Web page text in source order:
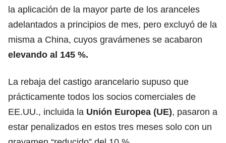
la aplicación de la mayor parte de los aranceles
adelantados a principios de mes, pero excluyó de la
misma a China, cuyos gravámenes se acabaron
elevando al 145 %.
La rebaja del castigo arancelario supuso que
prácticamente todos los socios comerciales de
EE.UU., incluida la Unión Europea (UE), pasaron a
estar penalizados en estos tres meses solo con un